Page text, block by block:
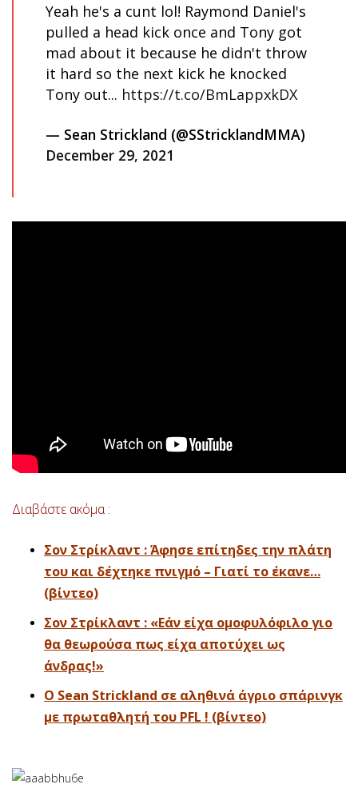
Yeah he's a cunt lol! Raymond Daniel's
pulled a head kick once and Tony got
mad about it because he didn't throw
it hard so the next kick he knocked
Tony out... https://t.co/BmLappxkDX
— Sean Strickland (@SStricklandMMA)
December 29, 2021
Διαβάστε ακόμα :
Σον Στρίκλαντ : Άφησε επίτηδες την πλάτη
του και δέχτηκε πνιγμό – Γιατί το έκανε…
(βίντεο)
Σον Στρίκλαντ : «Εάν είχα ομοφυλόφιλο γιο
θα θεωρούσα πως είχα αποτύχει ως
άνδρας!»
Ο Sean Strickland σε αληθινά άγριο σπάρινγκ
με πρωταθλητή του PFL ! (βίντεο)